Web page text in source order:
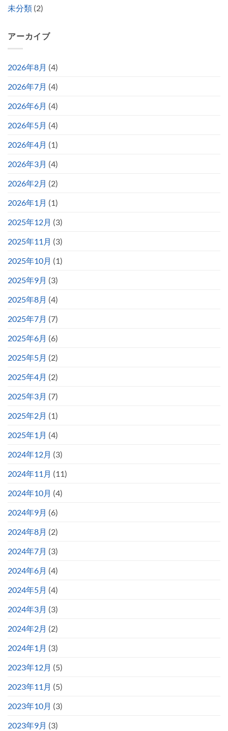
未分類 (2)
アーカイブ
2026年8月 (4)
2026年7月 (4)
2026年6月 (4)
2026年5月 (4)
2026年4月 (1)
2026年3月 (4)
2026年2月 (2)
2026年1月 (1)
2025年12月 (3)
2025年11月 (3)
2025年10月 (1)
2025年9月 (3)
2025年8月 (4)
2025年7月 (7)
2025年6月 (6)
2025年5月 (2)
2025年4月 (2)
2025年3月 (7)
2025年2月 (1)
2025年1月 (4)
2024年12月 (3)
2024年11月 (11)
2024年10月 (4)
2024年9月 (6)
2024年8月 (2)
2024年7月 (3)
2024年6月 (4)
2024年5月 (4)
2024年3月 (3)
2024年2月 (2)
2024年1月 (3)
2023年12月 (5)
2023年11月 (5)
2023年10月 (3)
2023年9月 (3)